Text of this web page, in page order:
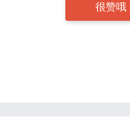
很赞哦